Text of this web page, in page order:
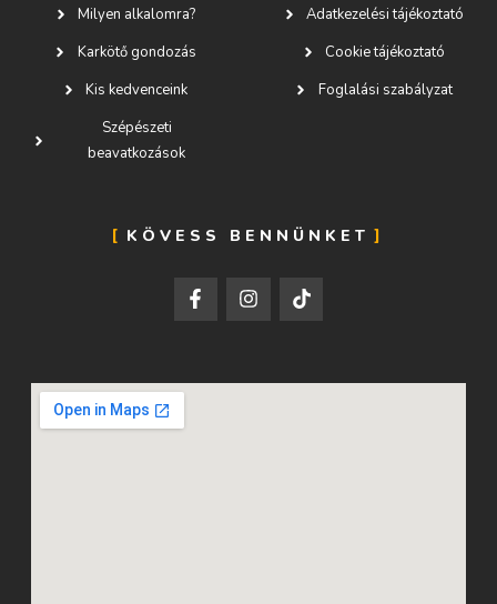
Milyen alkalomra?
Karkötő gondozás
Kis kedvenceink
Szépészeti
beavatkozások
Adatkezelési tájékoztató
Cookie tájékoztató
Foglalási szabályzat
KÖVESS BENNÜNKET